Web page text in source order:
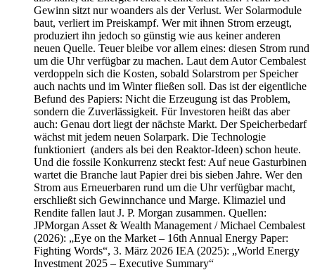
Gewinn sitzt nur woanders als der Verlust. Wer Solarmodule
baut, verliert im Preiskampf. Wer mit ihnen Strom erzeugt,
produziert ihn jedoch so günstig wie aus keiner anderen
neuen Quelle. Teuer bleibe vor allem eines: diesen Strom rund
um die Uhr verfügbar zu machen. Laut dem Autor Cembalest
verdoppeln sich die Kosten, sobald Solarstrom per Speicher
auch nachts und im Winter fließen soll. Das ist der eigentliche
Befund des Papiers: Nicht die Erzeugung ist das Problem,
sondern die Zuverlässigkeit. Für Investoren heißt das aber
auch: Genau dort liegt der nächste Markt. Der Speicherbedarf
wächst mit jedem neuen Solarpark. Die Technologie
funktioniert (anders als bei den Reaktor-Ideen) schon heute.
Und die fossile Konkurrenz steckt fest: Auf neue Gasturbinen
wartet die Branche laut Papier drei bis sieben Jahre. Wer den
Strom aus Erneuerbaren rund um die Uhr verfügbar macht,
erschließt sich Gewinnchance und Marge. Klimaziel und
Rendite fallen laut J. P. Morgan zusammen. Quellen:
JPMorgan Asset & Wealth Management / Michael Cembalest
(2026): „Eye on the Market – 16th Annual Energy Paper:
Fighting Words“, 3. März 2026 IEA (2025): „World Energy
Investment 2025 – Executive Summary“